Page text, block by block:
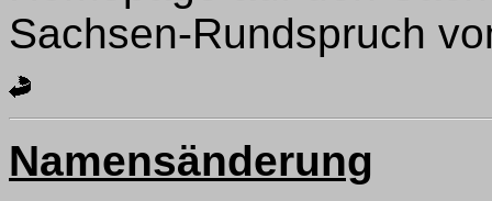
Sachsen-Rundspruch
Namensänderung